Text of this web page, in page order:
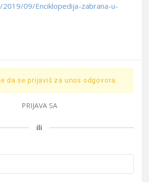
09/Enciklopedija-zabrana-u-
da se prijaviš za unos odgovora.
PRIJAVA SA
ili